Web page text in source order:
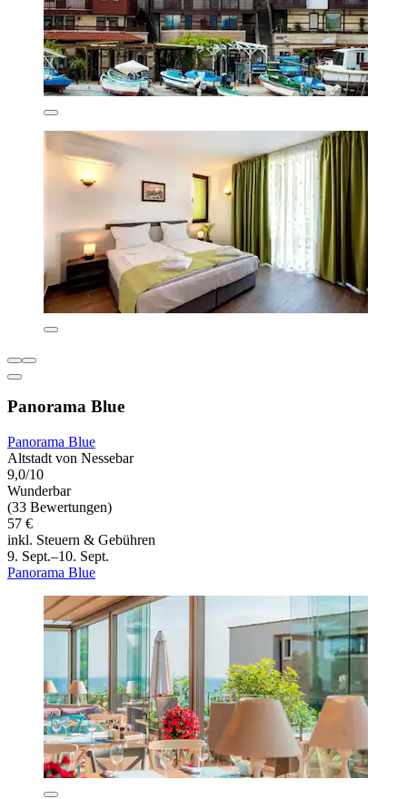
Panorama Blue
Panorama Blue
Altstadt von Nessebar
9,0/10
Wunderbar
(33 Bewertungen)
57 €
inkl. Steuern & Gebühren
9. Sept.–10. Sept.
Panorama Blue